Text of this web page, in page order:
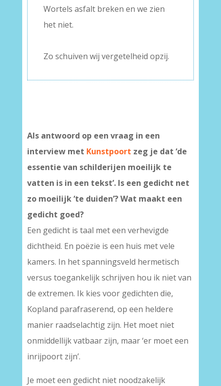
Wortels asfalt breken en we zien
het niet.
Zo schuiven wij vergetelheid opzij.
Als antwoord op een vraag in een
interview met Kunstpoort zeg je dat ‘de
essentie van schilderijen moeilijk te
vatten is in een tekst’. Is een gedicht net
zo moeilijk ‘te duiden’? Wat maakt een
gedicht goed?
Een gedicht is taal met een verhevigde
dichtheid. En poëzie is een huis met vele
kamers. In het spanningsveld hermetisch
versus toegankelijk schrijven hou ik niet van
de extremen. Ik kies voor gedichten die,
Kopland parafraserend, op een heldere
manier raadselachtig zijn. Het moet niet
onmiddellijk vatbaar zijn, maar ‘er moet een
inrijpoort zijn’.
Je moet een gedicht niet noodzakelijk